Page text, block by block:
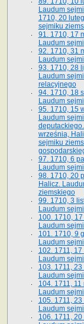
Laudum
1710, 20
sejmiku
91. 1710, 17
Laudum
92. 1710, 31
Laudum
93. 1710, 28
Laudum
relacyjnego
94. 1710, 18
Laudum
95. 1710, 15
Laudum
września,
sejmiku
97. 1710, 6
Laudum
98. 1710, 20
Halicz.
ziemskiego
99. 1710, 3
Laudum
100. 1710,
Laudum
101. 1710, 9
Laudum
102. 1711,
Laudum
103. 1711,
Laudum
104. 1711,
Laudum
105. 1711,
Laudum
106. 1711,